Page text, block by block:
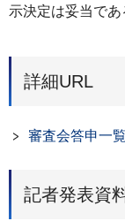
示決定は妥当であ
詳細URL
審査会答申一
記者発表資